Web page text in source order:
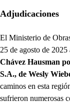
Adjudicaciones
El Ministerio de
25 de agosto de
Chávez Hausman
S.A., de Wesly
caminos en esta
sufrieron numerosas